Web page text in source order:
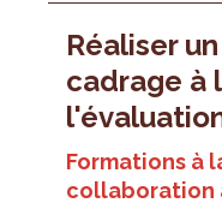
Réaliser
cadrage à
Formations à
collaboration